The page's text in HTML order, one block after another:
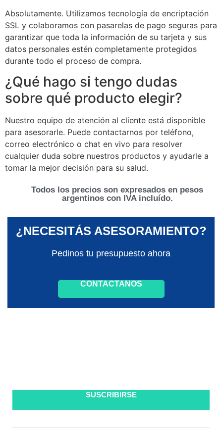
Absolutamente. Utilizamos tecnología de encriptación
SSL y colaboramos con pasarelas de pago seguras para
garantizar que toda la información de su tarjeta y sus
datos personales estén completamente protegidos
durante todo el proceso de compra.
¿Qué hago si tengo dudas
sobre qué producto elegir?
Nuestro equipo de atención al cliente está disponible
para asesorarle. Puede contactarnos por teléfono,
correo electrónico o chat en vivo para resolver
cualquier duda sobre nuestros productos y ayudarle a
tomar la mejor decisión para su salud.
Todos los precios son expresados en pesos
argentinos con IVA incluído.
¿NECESITÁS ASESORAMIENTO?
Pedinos tu presupuesto ahora
CONTACTANOS
SUSCRIBIRSE